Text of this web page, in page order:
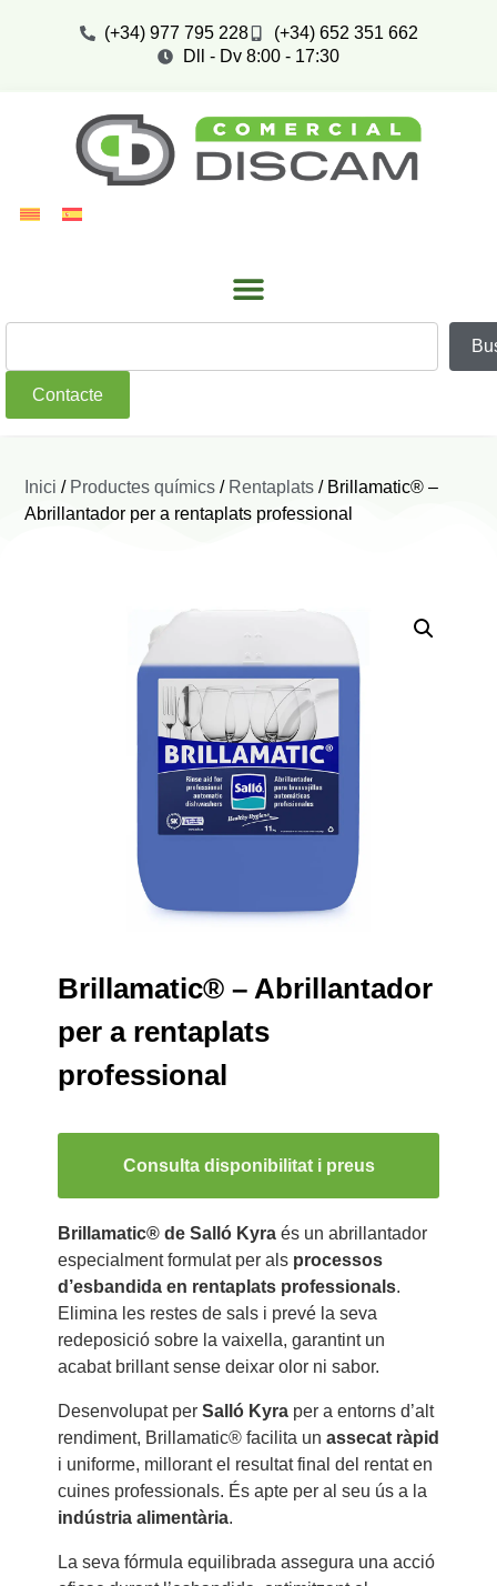
(+34) 977 795 228
(+34) 652 351 662
Dll - Dv 8:00 - 17:30
Contacte
Inici / Productes químics / Rentaplats / Brillamatic® –
Abrillantador per a rentaplats professional
Brillamatic® – Abrillantador
per a rentaplats
professional
Consulta disponibilitat i preus
Brillamatic® de Salló Kyraés un abrillantador
especialment formulat per als processos
d’esbandida en rentaplats professionals.
Elimina les restes de sals i prevé la seva
redeposició sobre la vaixella, garantint un
acabat brillant sense deixar olor ni sabor.
Desenvolupat per Salló Kyraper a entorns d’alt
rendiment, Brillamatic® facilita un assecat ràpid
i uniforme, millorant el resultat final del rentat en
cuines professionals. És apte per al seu ús a la
indústria alimentària.
La seva fórmula equilibrada assegura una acció